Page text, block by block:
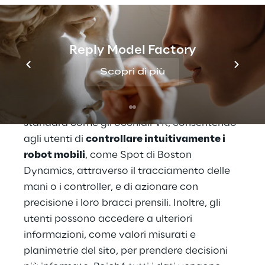
Reply Model Factory
Scopri di più
eseguendo vari compiti come aprire porte,
effettuare la manutenzione dei sistemi o
controllare le scorte.
Roboverse Reply ha convinto la giuria con la
sua soluzione facile da usare, scalabile,
enterprise-ready. Funziona con dispositivi
standard come gli occhiali VR, consentendo
agli utenti di controllare intuitivamente i
robot mobili, come Spot di Boston
Dynamics, attraverso il tracciamento delle
mani o i controller, e di azionare con
precisione i loro bracci prensili. Inoltre, gli
utenti possono accedere a ulteriori
informazioni, come valori misurati e
planimetrie del sito, per prendere decisioni